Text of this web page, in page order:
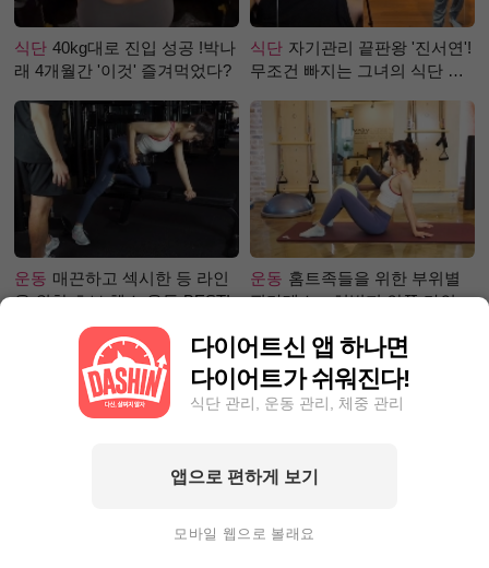
식단 40kg대로 진입 성공 !박나
래 4개월간 '이것' 즐겨먹었다?
식단 자기관리 끝판왕 '진서연'!
무조건 빠지는 그녀의 식단 정
운동 매끈하고 섹시한 등 라인
을 위한 초보 헬스 운동 BEST!
운동 홈트족들을 위한 부위별
필라테스 – 허벅지 안쪽 라인
달에 7kg이상 감량하고 싶다
않고 5kg 넘게 감량한 사연?
다이어트신 앱 하나면
다이어트가 쉬워진다!
식단 관리, 운동 관리, 체중 관리
앱으로 편하게 보기
모바일 웹으로 볼래요